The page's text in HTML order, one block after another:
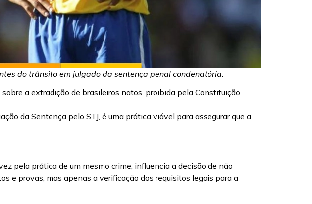
do trânsito em julgado da sentença penal condenatória.
a extradição de brasileiros natos, proibida pela Constituição
da Sentença pelo STJ, é uma prática viável para assegurar que a
pela prática de um mesmo crime, influencia a decisão de não
e provas, mas apenas a verificação dos requisitos legais para a